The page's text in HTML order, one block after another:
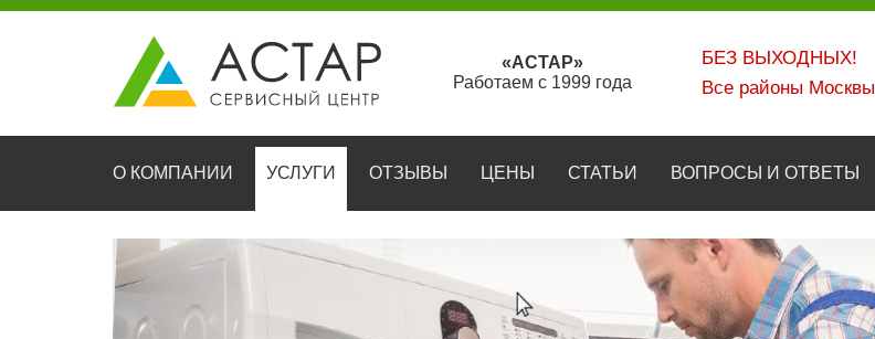
«АСТАР»
Работаем с 1999 года
БЕЗ ВЫХОДНЫХ!
Все районы Москвы
О КОМПАНИИ УСЛУГИ ОТЗЫВЫ ЦЕНЫ СТАТЬИ ВОПРОСЫ И ОТВЕТЫ